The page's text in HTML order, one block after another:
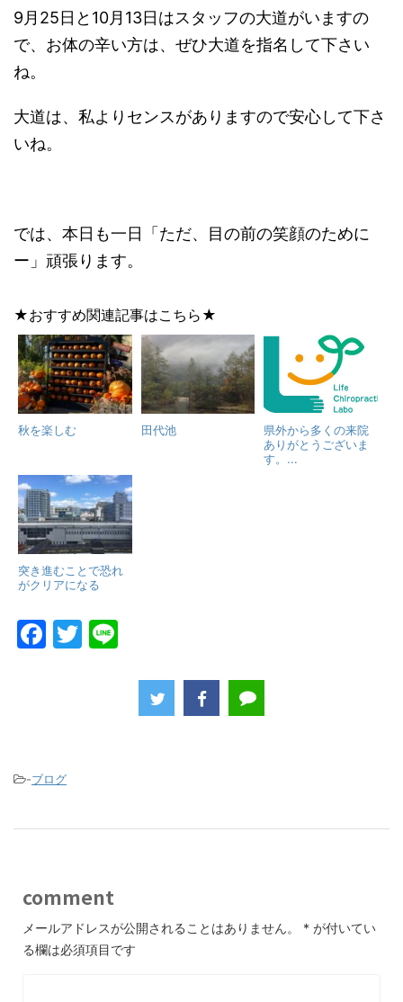
9月25日と10月13日はスタッフの大道がいますの
で、お体の辛い方は、ぜひ大道を指名して下さい
ね。
大道は、私よりセンスがありますので安心して下さ
いね。
では、本日も一日「ただ、目の前の笑顔のために
ー」頑張ります。
★おすすめ関連記事はこちら★
秋を楽しむ 田代池
県外から多くの来院
ありがとうございま
す。...
突き進むことで恐れ
がクリアになる
F
o
k
T
-ブログ
comment
メールアドレスが公開されることはありません。 * が付いてい
る欄は必須項目です